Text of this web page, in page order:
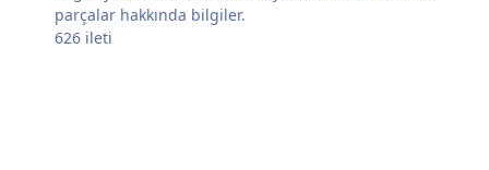
parçalar hakkında bilgiler.
626 ileti